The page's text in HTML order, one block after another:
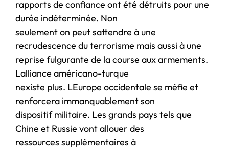
rapports de confiance ont été détruits pour une
durée indéterminée. Non
seulement on peut sattendre à une
recrudescence du terrorisme mais aussi à une
reprise fulgurante de la course aux armements.
Lalliance américano-turque
nexiste plus. LEurope occidentale se méfie et
renforcera immanquablement son
dispositif militaire. Les grands pays tels que
Chine et Russie vont allouer des
ressources supplémentaires à